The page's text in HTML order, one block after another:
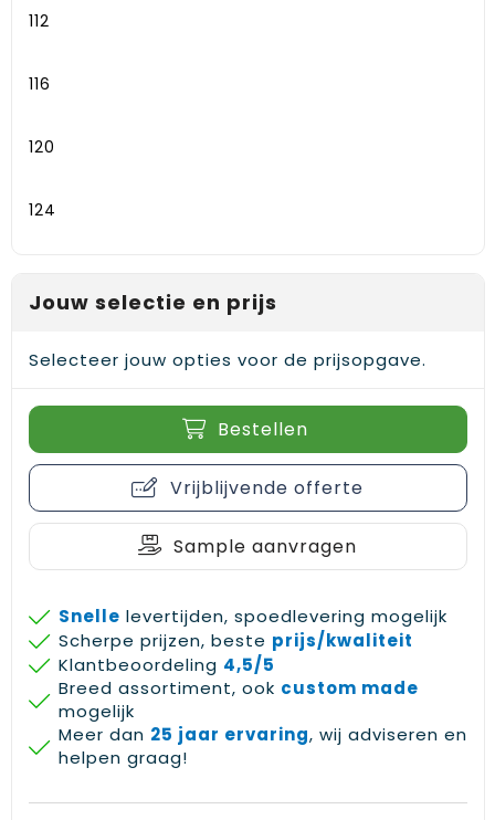
112
116
120
124
Jouw selectie en prijs
Selecteer jouw opties voor de prijsopgave.
Bestellen
Vrijblijvende offerte
Sample aanvragen
Snelle levertijden, spoedlevering mogelijk
Scherpe prijzen, beste prijs/kwaliteit
Klantbeoordeling 4,5/5
Breed assortiment, ook custom made
mogelijk
Meer dan 25 jaar ervaring, wij adviseren en
helpen graag!